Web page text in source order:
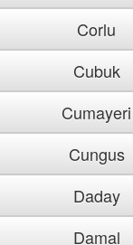
Corlu
Cubuk
Cumayeri
Cungus
Daday
Damal